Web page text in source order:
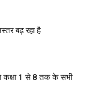
बढ़ रहा है
कक्षा 1 से 8 तक के सभी